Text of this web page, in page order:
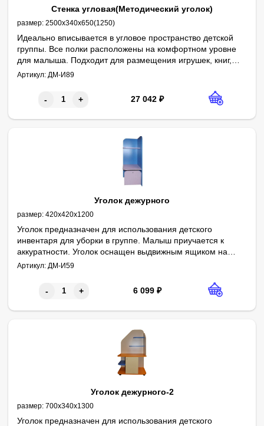
Стенка угловая(Методический уголок)
размер: 2500х340х650(1250)
Идеально вписывается в угловое пространство детской
группы. Все полки расположены на комфортном уровне
для малыша. Подходит для размещения игрушек, книг,
пособий.
Артикул: ДМ-И89
- + 27 042 ₽
Уголок дежурного
размер: 420х420х1200
Уголок предназначен для использования детского
инвентаря для уборки в группе. Малыш приучается к
аккуратности. Уголок оснащен выдвижным ящиком на
роликовых колёсах.
Артикул: ДМ-И59
- + 6 099 ₽
Уголок дежурного-2
размер: 700х340х1300
Уголок предназначен для использования детского